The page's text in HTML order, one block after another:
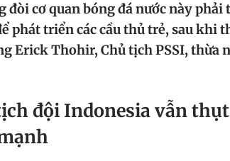
đòi cơ quan bóng đá nước này phải
phát triển các cầu thủ trẻ, sau khi
Erick Thohir, Chủ tịch PSSI, thừa
đội Indonesia vẫn